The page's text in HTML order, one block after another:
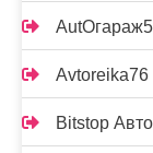
Avtoreika76
Bitstop